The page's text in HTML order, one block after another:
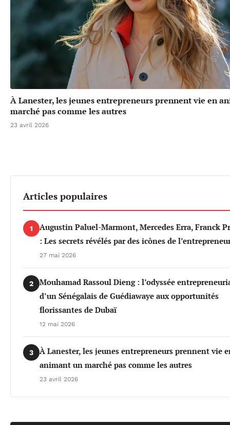
À Lanester, les jeunes entrepreneurs prennent vie en
marché pas comme les autres
23 avril 2026
Articles populaires
1
Augustin Paluel-Marmont, Mercedes Erra, Franck
: Les secrets révélés par des icônes de
27 mai 2026
2
Mouhamad Rassoul Dieng : l’odyssée
d’un Sénégalais de Guédiawaye aux opportunités
florissantes de Dubaï
12 mai 2026
3
À Lanester, les jeunes entrepreneurs prennent vie
animant un marché pas comme les autres
23 avril 2026